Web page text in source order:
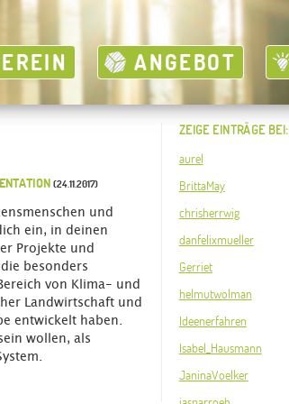
ANGEBOT
(24.11.2017)
und
ein, in deinen
Projekte und
besonders
von Klima- und
Landwirtschaft und
entwickelt haben.
wollen, als
ZEIGE EINTRÄGE BEI:
aurel
BrittaMay
chrisherrwig
danfelixmueller
Gerriet
helmutwolman
Ideenerfahren
Isabel_Hausmann
JaninaVoelker